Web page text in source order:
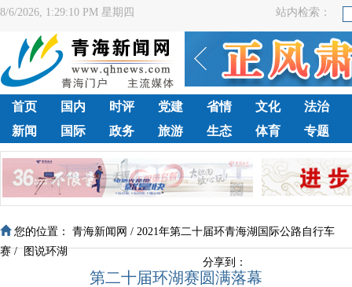
8/6/2026, 1:29:11 PM 星期四 站内检索：
首页 国内 时评 党建 省情 文化
法治
新闻
国际 政务 旅游 生态 体育 专题
您的位置： 青海新闻网 / 2021年第二十届环青海湖国际公路自行车
赛/图说环湖
分享到：
第二十届环湖赛圆满落幕